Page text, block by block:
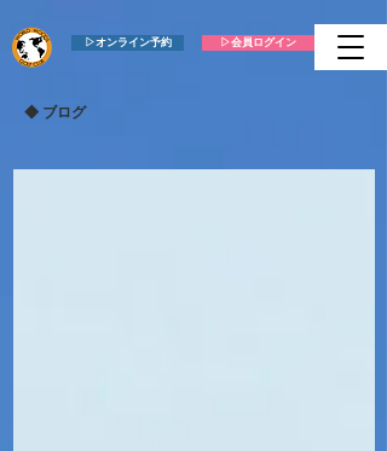
▷会員ログイン
▷オンライン予約
​◆ ブログ